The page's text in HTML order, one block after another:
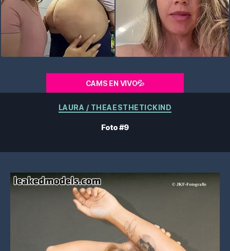
CAMS EN VIVO💦
Categorías
LAURA / THEAESTHETICKIND
Foto #9